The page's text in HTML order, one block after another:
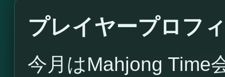
プレイヤープロフ
今月はMahjong Time